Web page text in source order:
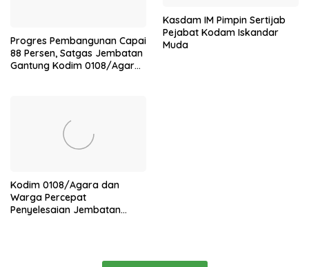
Progres Pembangunan Capai
88 Persen, Satgas Jembatan
Gantung Kodim 0108/Agara
Kasdam IM Pimpin Sertijab
Pejabat Kodam Iskandar
Muda
Kodim 0108/Agara dan
Warga Percepat
Penyelesaian Jembatan